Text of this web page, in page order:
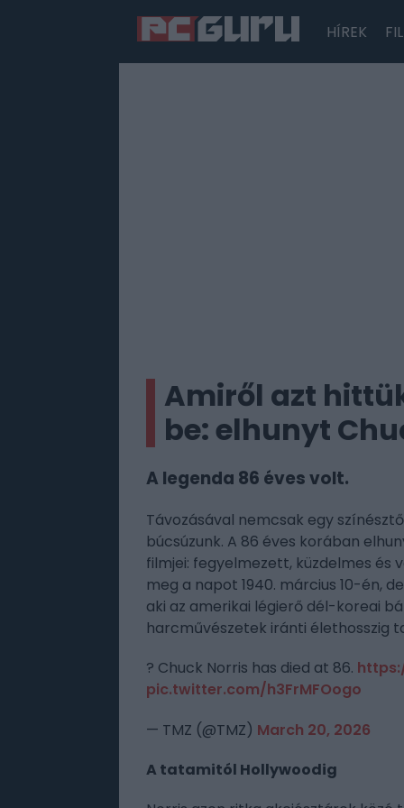
HÍREK
Amiről azt
be: elhunyt
A legenda 86 éves volt.
Távozásával nemcsak egy
búcsúzunk. A 86 éves korában
filmjei: fegyelmezett, küzdelmes és
meg a napot 1940. március 10-én,
aki az amerikai légierő dél-koreai
harcművészetek iránti élethosszig
?️ Chuck Norris has died at 86.
pic.twitter.com/h3FrMFOogo
— TMZ (@TMZ) March 20, 2026
A tatamitól Hollywoodig